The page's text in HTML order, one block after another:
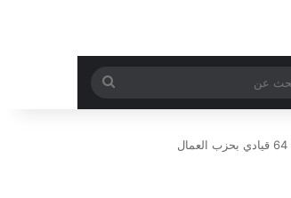
بحث
عن